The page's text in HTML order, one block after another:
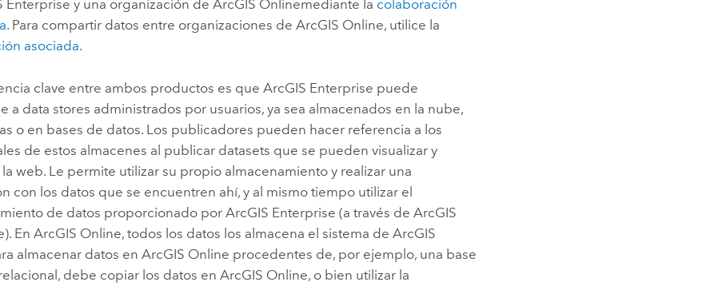
Enterprise y una organización deArcGIS Onlinemediante la colaboración
. Para compartir datos entre organizaciones deArcGIS Online, utilice la
asociada.
clave entre ambos productos es queArcGIS Enterprise puede
a data stores administrados por usuarios, ya sea almacenados en la nube,
o en bases de datos. Los publicadores pueden hacer referencia a los
de estos almacenes al publicar datasets que se pueden visualizar y
web. Le permite utilizar su propio almacenamiento y realizar una
con los datos que se encuentren ahí, y al mismo tiempo utilizar el
de datos proporcionado porArcGIS Enterprise (a través deArcGIS
). EnArcGIS Online, todos los datos los almacena el sistema deArcGIS
almacenar datos enArcGIS Online procedentes de, por ejemplo, una base
debe copiar los datos enArcGIS Online, o bien utilizar la